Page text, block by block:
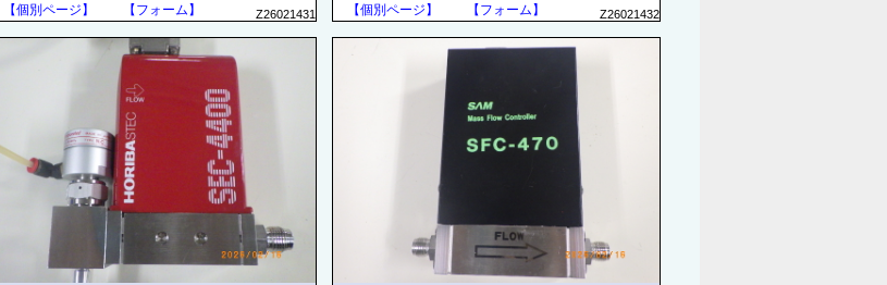
【個別ページ】
【フォーム】 Z26021431
【個別ページ】
【フォーム】 Z26021432